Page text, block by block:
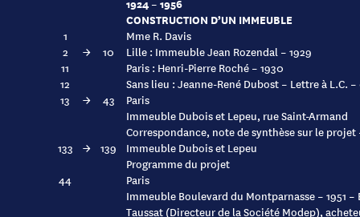
CONSTRUCTION D’UN IMMEUBLE
1
Mme R. Davis
2
→ 10
Lille : Immeuble Jean Rozendal – 1929
11
Paris : Henri-Pierre Roché – 1930
12
Sans lieu : Jeanne-René Dubost – Lettre à L.C.
13
→ 43
Paris
Immeuble Dubois et Lepeu, rue Saint-Armand
Correspondance, note de synthèse sur le projet
133
→ 139
Immeuble Dubois et Lepeu
Programme du projet
44
Paris
Immeuble Boulevard du Montparnasse – 1951
Taussat (Directeur de la Société Modep),